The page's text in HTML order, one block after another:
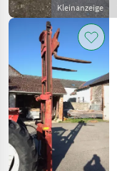
Kleinanzeige